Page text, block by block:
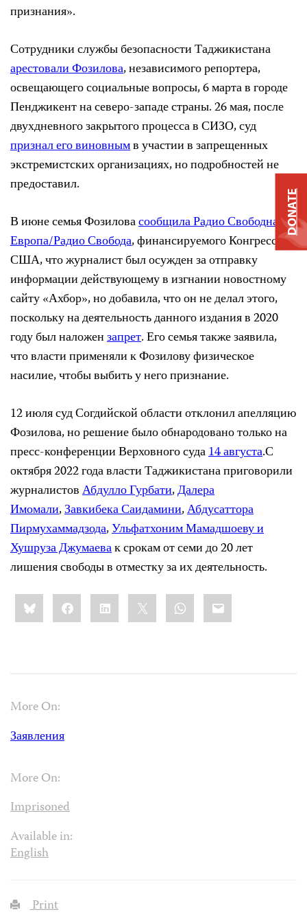
признания».
Сотрудники службы безопасности Таджикистана
арестовали Фозилова, независимого репортера,
освещающего социальные вопросы, 6 марта в городе
Пенджикент на северо-западе страны. 26 мая, после
двухдневного закрытого процесса в СИЗО, суд
признал его виновнымв участии в запрещенных
экстремистских организациях, но подробностей не
предоставил.
В июне семья Фозиловасообщила Радио Свободная
Европа/Радио Свобода, финансируемого Конгрессом
США, что журналист был осужден за отправку
информации действующему в изгнании новостному
сайту «Ахбор», но добавила, что он не делал этого,
поскольку на деятельность данного издания в 2020
году был наложензапрет. Его семья также заявила,
что власти применяли к Фозилову физическое
насилие, чтобы выбить у него признание.
12 июля суд Согдийской области отклонил апелляцию
Фозилова, но решение было обнародовано только на
пресс-конференции Верховного суда14 августа.С
октября 2022 года власти Таджикистана приговорили
журналистовАбдулло Гурбати,Далера
Имомали,Завкибека Саидамини,Абдусаттора
Пирмухаммадзода,Ульфатхоним Мамадшоеву и
Хушруза Джумаевак срокам от семи до 20 лет
лишения свободы в отместку за их деятельность.
Share
this:BlueskyFacebookLinkedIn WhatsApp
Email
More On:
Заявления
More On:
Imprisoned
Available in:
English
Print
DONATE